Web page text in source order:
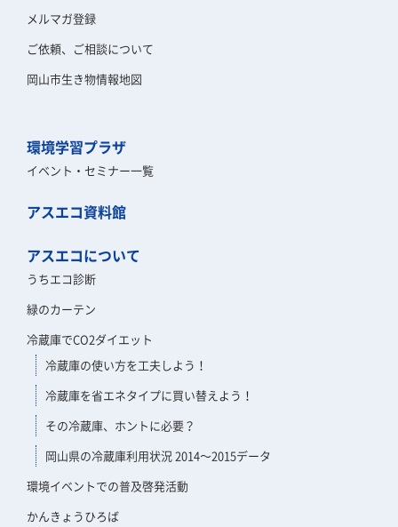
メルマガ登録
ご依頼、ご相談について
岡山市生き物情報地図
環境学習プラザ
イベント・セミナー一覧
アスエコ資料館
アスエコについて
うちエコ診断
緑のカーテン
冷蔵庫でCO2ダイエット
冷蔵庫の使い方を工夫しよう！
冷蔵庫を省エネタイプに買い替えよう！
その冷蔵庫、ホントに必要？
岡山県の冷蔵庫利用状況 2014～2015データ
環境イベントでの普及啓発活動
かんきょうひろば